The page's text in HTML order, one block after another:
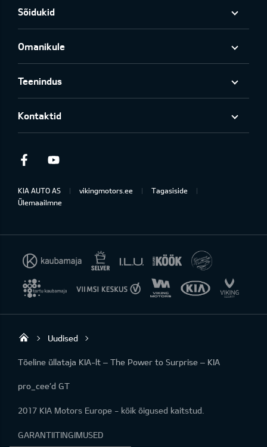
Sõidukid
Omanikule
Teenindus
Kontaktid
Facebook
KIA AUTO AS vikingmotors.ee
Tagasiside
Ülemaailmne
Viking Motors - Kia müük, hooldus ja
Uudised
Tõeline üllataja KIA-lt – The Power to Surprise – KIA
pro_cee’d GT
2017 KIA Motors Europe - kõik õigused kaitstud.
GARANTIITINGIMUSED